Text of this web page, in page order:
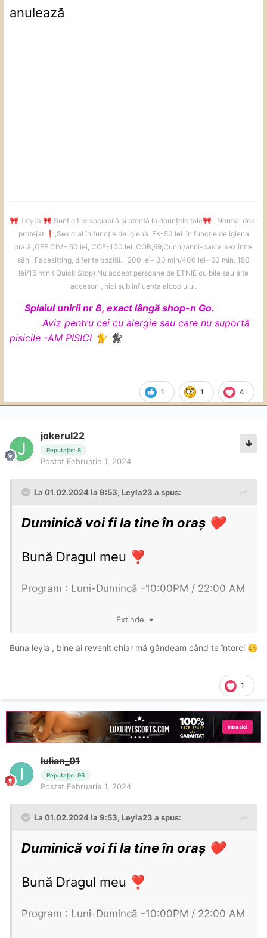
anulează
1 1 4
🎀 𝕃𝕖𝕪𝕝𝕒 🎀 Sunt o fire sociabilă și atentă la dorințele tale🎀
Normal doar
protejat
❗
️,Sex oral în funcție de igienă ,FK-50 lei în funcție de igiena
orală ,GFE,CIM- 50 lei, COF-100 lei, COB,69,Cunni/anni-pasiv, sex între
sâni, Facesitting, diferite poziții. 200 lei- 30 min/400 lei- 60 min. 150
lei/15 min ( Quick Stop) Nu accept persoane de ETNIE cu bile sau alte
accesorii, nici sub influența alcoolului.
Splaiul unirii nr 8, exact lângă shop-n Go.
Aviz pentru cei cu alergie sau care nu suportă
pisicile -AM PISICI 🐈 🐈‍⬛
jokerul22
Reputație: 8
Postat Februarie 1, 2024
La 01.02.2024 la 9:53, Leyla23 a spus:
Duminică voi fi la tine în oraș ❤️
Bună Dragul meu ❣️
Program : Luni-Dumincă -10:00PM / 22:00 AM
Locatie - Zona - Complex Grandis Residence
(Maxim 60 min )
Servicii : - Sex Oral Protejat
- Sex Oral Neprotejat ( in funtie de
igiena )
- sex normal ( PROTEJAT )
- Finalizare Corporala
- FK - NU ( Sarutari Corporale )
- Mangaieri
- 69
- Sex Normal ( Difetite Pozitii )
- Sex Anal (ATENȚIE
Extinde
Buna leyla , bine ai revenit chiar mă gândeam când te întorci 😊
1
Iulian_01
Reputație: 96
Postat Februarie 1, 2024
La 01.02.2024 la 9:53, Leyla23 a spus:
Duminică voi fi la tine în oraș ❤️
Bună Dragul meu ❣️
Program : Luni-Dumincă -10:00PM / 22:00 AM